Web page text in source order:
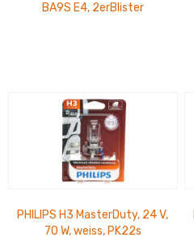
BA9S E4, 2erBlister
PHILIPS H3 MasterDuty, 24 V,
70 W, weiss, PK22s